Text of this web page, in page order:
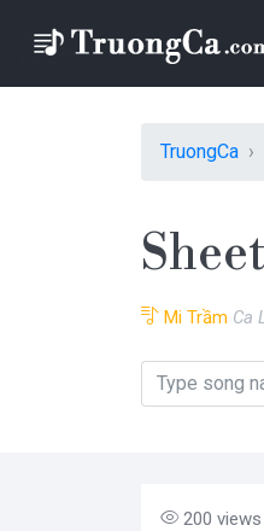
TruongCa
Sheet
Mi Trầm Ca
200 views